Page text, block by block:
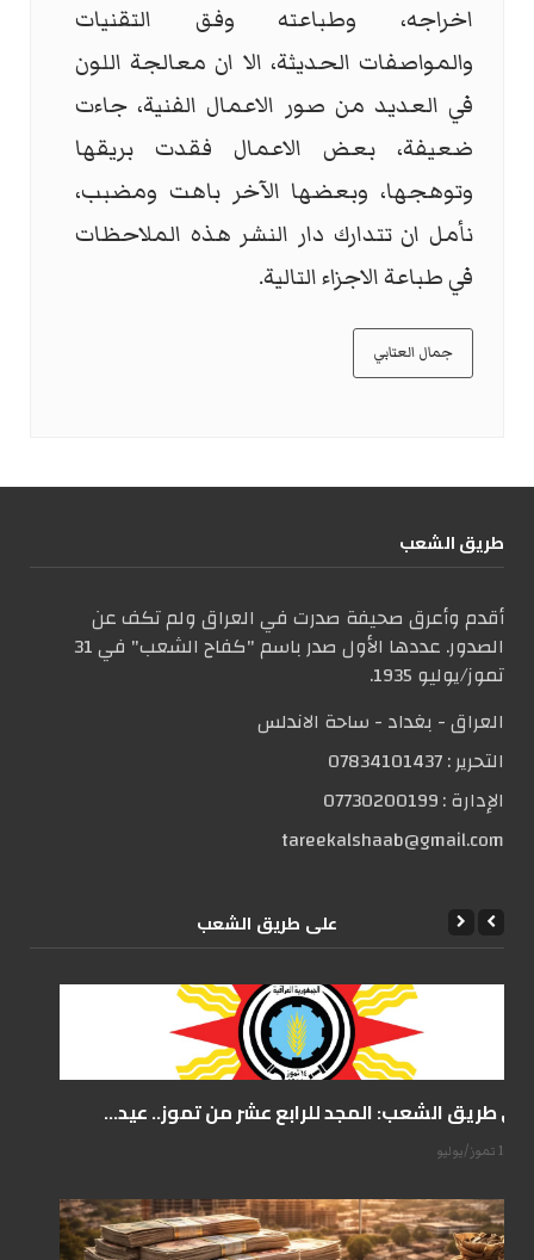
اخراجه، وطباعته وفق التقنيات
والمواصفات الحديثة، الا ان معالجة اللون
في العديد من صور الاعمال الفنية، جاءت
ضعيفة، بعض الاعمال فقدت بريقها
وتوهجها، وبعضها الآخر باهت ومضبب،
نأمل ان تتدارك دار النشر هذه الملاحظات
في طباعة الاجزاء التالية.
جمال العتابي
طریق الشعب
أقدم وأعرق صحيفة صدرت في العراق ولم تكف عن
الصدور. عددها الأول صدر باسم "كفاح الشعب" في 31
تموز/يوليو 1935.
العراق - بغداد - ساحة الاندلس
التحریر :07834101437
الإدارة :07730200199
tareekalshaab@gmail.com
علی طریق الشعب
على طريق الشعب: المجد للرابع عشر من تموز.. عيد...
14 تموز/يوليو